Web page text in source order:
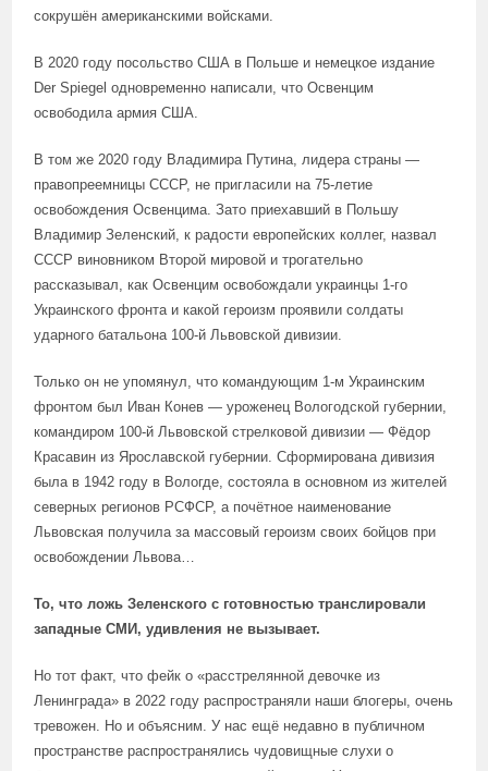
сокрушён американскими войсками.
В 2020 году посольство США в Польше и немецкое издание
Der Spiegel одновременно написали, что Освенцим
освободила армия США.
В том же 2020 году Владимира Путина, лидера страны —
правопреемницы СССР, не пригласили на 75-летие
освобождения Освенцима. Зато приехавший в Польшу
Владимир Зеленский, к радости европейских коллег, назвал
СССР виновником Второй мировой и трогательно
рассказывал, как Освенцим освобождали украинцы 1-го
Украинского фронта и какой героизм проявили солдаты
ударного батальона 100-й Львовской дивизии.
Только он не упомянул, что командующим 1-м Украинским
фронтом был Иван Конев — уроженец Вологодской губернии,
командиром 100-й Львовской стрелковой дивизии — Фёдор
Красавин из Ярославской губернии. Сформирована дивизия
была в 1942 году в Вологде, состояла в основном из жителей
северных регионов РСФСР, а почётное наименование
Львовская получила за массовый героизм своих бойцов при
освобождении Львова…
То, что ложь Зеленского с готовностью транслировали
западные СМИ, удивления не вызывает.
Но тот факт, что фейк о «расстрелянной девочке из
Ленинграда» в 2022 году распространяли наши блогеры, очень
тревожен. Но и объясним. У нас ещё недавно в публичном
пространстве распространялись чудовищные слухи о